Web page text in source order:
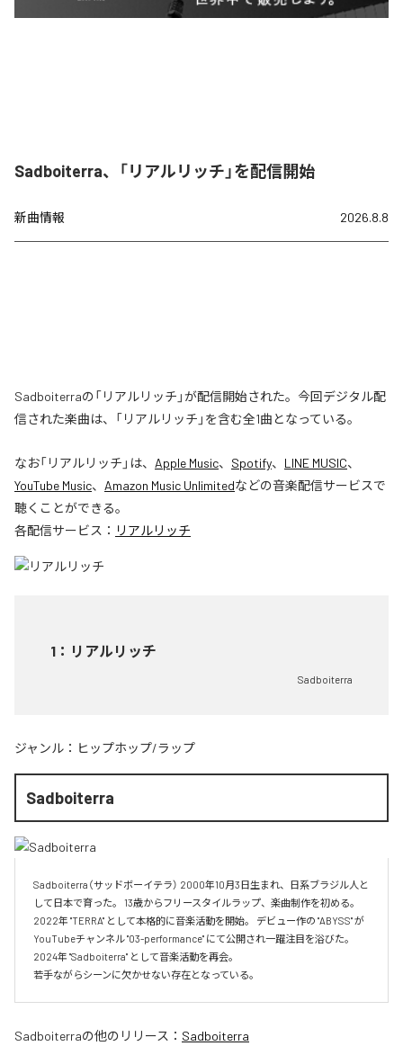
Sadboiterra、「リアルリッチ」を配信開始
新曲情報 2026.8.8
Sadboiterraの「リアルリッチ」が配信開始された。今回デジタル配
信された楽曲は、「リアルリッチ」を含む全1曲となっている。
なお「リアルリッチ 」は、 Apple Music、 Spotify、 LINE MUSIC、
YouTube Music、 Amazon Music Unlimitedなどの音楽配信サービスで
聴くことができる。
各配信サービス： リアルリッチ
1 ： リアルリッチ
Sadboiterra
ジャンル： ヒップホップ/ラップ
Sadboiterra
Sadboiterra（サッドボーイテラ） 2000年10月3日生まれ、日系ブラジル人と
して日本で育った。 13歳からフリースタイルラップ、楽曲制作を初める。
2022年 "TERRA" として本格的に音楽活動を開始。 デビュー作の "ABYSS" が
YouTubeチャンネル "03-performance" にて公開され一躍注目を浴びた。
2024年 "Sadboiterra" として音楽活動を再会。
若手ながらシーンに欠かせない存在となっている。
Sadboiterraの他のリリース： Sadboiterra